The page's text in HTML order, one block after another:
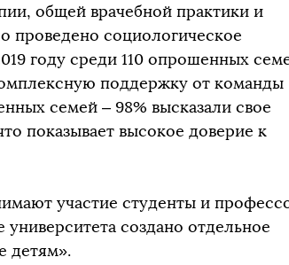
общей врачебной практики и
социологическое
году среди 110 опрошенных
поддержку от команды
семей – 98% высказали свое
показывает высокое доверие к
участие студенты и
создано отдельное
детям».